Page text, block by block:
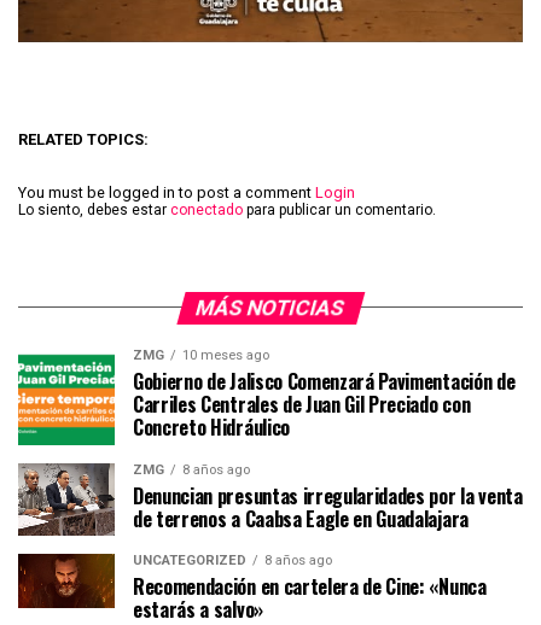
RELATED TOPICS:
You must be logged in to post a comment Login
Lo siento, debes estar conectado para publicar un comentario.
MÁS NOTICIAS
ZMG 10 meses ago
Gobierno de Jalisco Comenzará Pavimentación de
Carriles Centrales de Juan Gil Preciado con
Concreto Hidráulico
ZMG 8 años ago
Denuncian presuntas irregularidades por la venta
de terrenos a Caabsa Eagle en Guadalajara
UNCATEGORIZED 8 años ago
Recomendación en cartelera de Cine: «Nunca
estarás a salvo»